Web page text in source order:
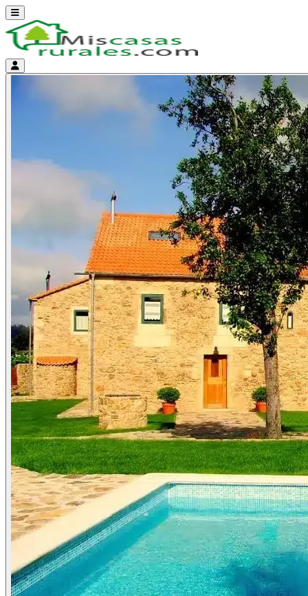
Abrir menú
Menú de cuenta